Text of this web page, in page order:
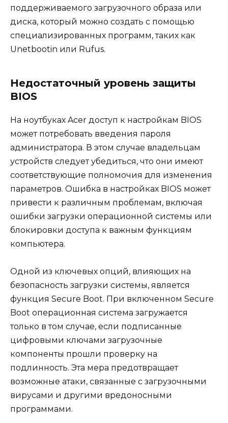
поддерживаемого загрузочного образа или
диска, который можно создать с помощью
специализированных программ, таких как
Unetbootin или Rufus.
Недостаточный уровень защиты
BIOS
На ноутбуках Acer доступ к настройкам BIOS
может потребовать введения пароля
администратора. В этом случае владельцам
устройств следует убедиться, что они имеют
соответствующие полномочия для изменения
параметров. Ошибка в настройках BIOS может
привести к различным проблемам, включая
ошибки загрузки операционной системы или
блокировки доступа к важным функциям
компьютера.
Одной из ключевых опций, влияющих на
безопасность загрузки системы, является
функция Secure Boot. При включенном Secure
Boot операционная система загружается
только в том случае, если подписанные
цифровыми ключами загрузочные
компоненты прошли проверку на
подлинность. Эта мера предотвращает
возможные атаки, связанные с загрузочными
вирусами и другими вредоносными
программами.